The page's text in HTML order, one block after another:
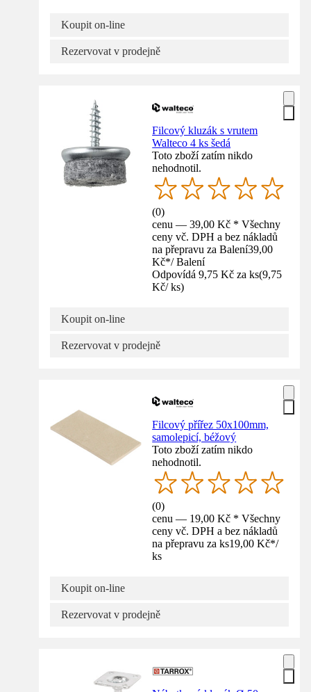
Koupit on-line
Rezervovat v prodejně
Filcový kluzák s vrutem
Walteco 4 ks šedá
Toto zboží zatím nikdo
nehodnotil.
(0)
cenu — 39,00 Kč * Všechny
ceny vč. DPH a bez nákladů
na přepravu za Balení39,00
Kč*/ Balení
Odpovídá 9,75 Kč za ks(9,75
Kč/ ks)
Koupit on-line
Rezervovat v prodejně
Filcový přířez 50x100mm,
samolepicí, béžový
Toto zboží zatím nikdo
nehodnotil.
(0)
cenu — 19,00 Kč * Všechny
ceny vč. DPH a bez nákladů
na přepravu za ks19,00 Kč*/
ks
Koupit on-line
Rezervovat v prodejně